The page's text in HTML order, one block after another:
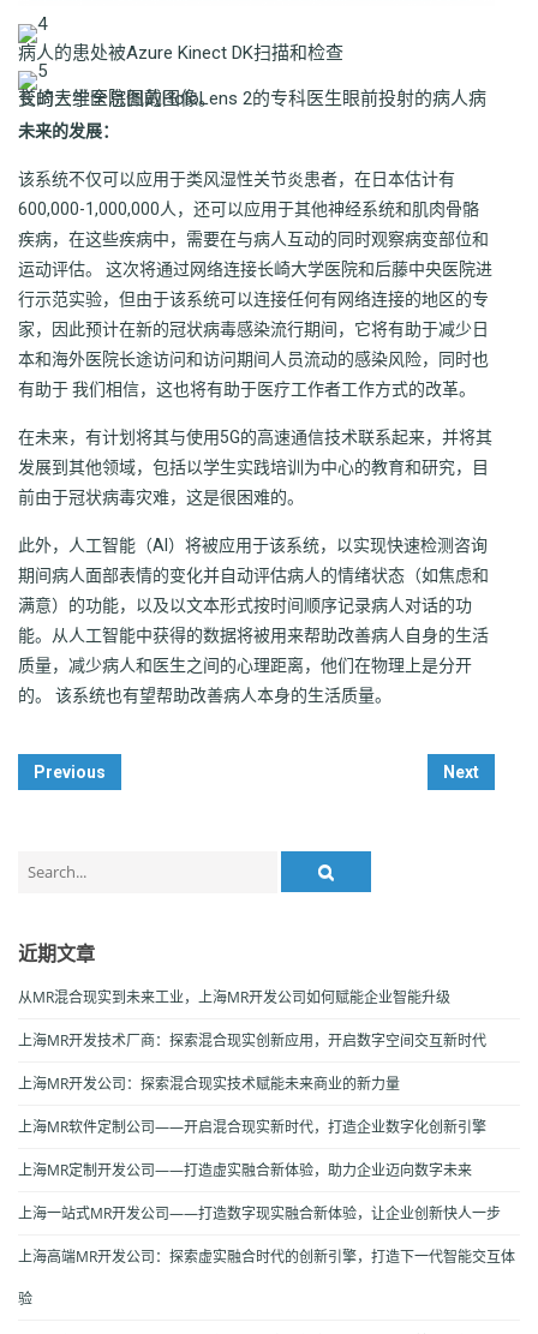
病人的患处被Azure Kinect DK扫描和检查
长崎大学医院佩戴HoloLens 2的专科医生眼前投射的病人病变的三维全息图的图像。
未来的发展：
该系统不仅可以应用于类风湿性关节炎患者，在日本估计有
600,000-1,000,000人，还可以应用于其他神经系统和肌肉骨骼
疾病，在这些疾病中，需要在与病人互动的同时观察病变部位和
运动评估。 这次将通过网络连接长崎大学医院和后藤中央医院进
行示范实验，但由于该系统可以连接任何有网络连接的地区的专
家，因此预计在新的冠状病毒感染流行期间，它将有助于减少日
本和海外医院长途访问和访问期间人员流动的感染风险，同时也
有助于 我们相信，这也将有助于医疗工作者工作方式的改革。
在未来，有计划将其与使用5G的高速通信技术联系起来，并将其
发展到其他领域，包括以学生实践培训为中心的教育和研究，目
前由于冠状病毒灾难，这是很困难的。
此外，人工智能（AI）将被应用于该系统，以实现快速检测咨询
期间病人面部表情的变化并自动评估病人的情绪状态（如焦虑和
满意）的功能，以及以文本形式按时间顺序记录病人对话的功
能。从人工智能中获得的数据将被用来帮助改善病人自身的生活
质量，减少病人和医生之间的心理距离，他们在物理上是分开
的。 该系统也有望帮助改善病人本身的生活质量。
Post
Navigation
Previous Next
for:
近期文章
从MR混合现实到未来工业，上海MR开发公司如何赋能企业智能升级
上海MR开发技术厂商：探索混合现实创新应用，开启数字空间交互新时代
上海MR开发公司：探索混合现实技术赋能未来商业的新力量
上海MR软件定制公司——开启混合现实新时代，打造企业数字化创新引擎
上海MR定制开发公司——打造虚实融合新体验，助力企业迈向数字未来
上海一站式MR开发公司——打造数字现实融合新体验，让企业创新快人一步
上海高端MR开发公司：探索虚实融合时代的创新引擎，打造下一代智能交互体
验